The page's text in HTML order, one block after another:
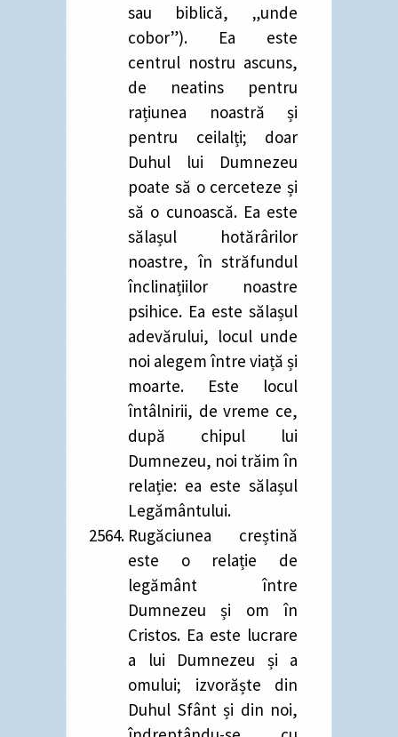
sau biblică, „unde
cobor”). Ea este
centrul nostru ascuns,
de neatins pentru
rațiunea noastră și
pentru ceilalți; doar
Duhul lui Dumnezeu
poate să o cerceteze și
să o cunoască. Ea este
sălașul hotărârilor
noastre, în străfundul
înclinațiilor noastre
psihice. Ea este sălașul
adevărului, locul unde
noi alegem între viață și
moarte. Este locul
întâlnirii, de vreme ce,
după chipul lui
Dumnezeu, noi trăim în
relație: ea este sălașul
Legământului.
Rugăciunea creștină
este o relație de
legământ între
Dumnezeu și om în
Cristos. Ea este lucrare
a lui Dumnezeu și a
omului; izvorăște din
Duhul Sfânt și din noi,